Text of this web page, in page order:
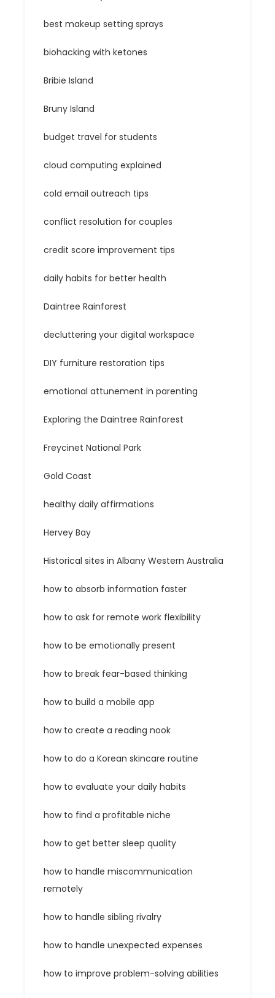
best makeup setting sprays
biohacking with ketones
Bribie Island
Bruny Island
budget travel for students
cloud computing explained
cold email outreach tips
conflict resolution for couples
credit score improvement tips
daily habits for better health
Daintree Rainforest
decluttering your digital workspace
DIY furniture restoration tips
emotional attunement in parenting
Exploring the Daintree Rainforest
Freycinet National Park
Gold Coast
healthy daily affirmations
Hervey Bay
Historical sites in Albany Western Australia
how to absorb information faster
how to ask for remote work flexibility
how to be emotionally present
how to break fear-based thinking
how to build a mobile app
how to create a reading nook
how to do a Korean skincare routine
how to evaluate your daily habits
how to find a profitable niche
how to get better sleep quality
how to handle miscommunication
remotely
how to handle sibling rivalry
how to handle unexpected expenses
how to improve problem-solving abilities